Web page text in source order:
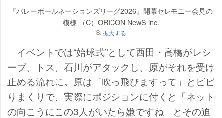
『バレーボールネーションズリーグ2026』開幕セレモニー会見の
模様 （C）ORICON NewS inc.
拡大する
イベントでは“始球式”として西田・高橋がレシ
ーブ、トス、石川がアタックし、原がそれを受け
止める流れに。原は「吹っ飛びますって」とビビ
りまくりで、実際にポジションに付くと「ネット
の向こうにこの3人がいたら嫌ですね」とその迫